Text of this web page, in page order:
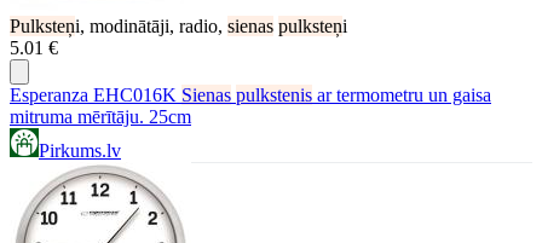
Pulksteņi, modinātāji, radio, sienas pulksteņi
5.01 €
Esperanza EHC016K Sienas pulkstenis ar termometru un gaisa
mitruma mērītāju. 25cm
Pirkums.lv